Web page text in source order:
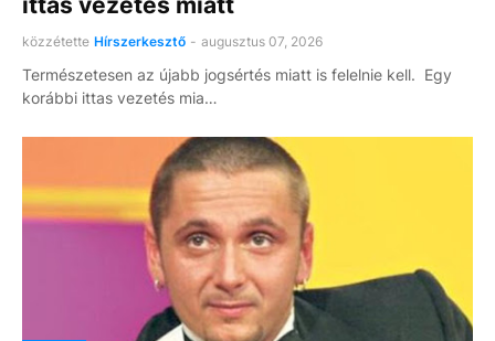
közzétette Hírszerkesztő - augusztus 07, 2026
Természetesen az újabb jogsértés miatt is felelnie kell. Egy
korábbi ittas vezetés mia…